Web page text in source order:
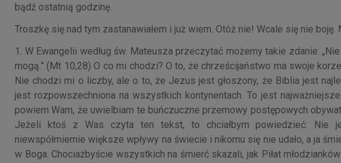
bądź ostatnią godzinę.
Troszkę się nad tym zastanawiałem i już wiem. Otóż nie! Wcale się nie
1. W Ewangelii według św. Mateusza przeczytać możemy takie zdanie:
mogą.” (Mt 10,28) O co mi chodzi? O to, że chrześcijaństwo ma swoje
Nie chodzi mi o liczby, ale o to, że Jezus jest głoszony, że Biblia jest
jest rozpowszechniona na wszystkich kontynentach. To jest
powiem Wam, że uwielbiam te buńczuczne przemowy postępowych
Jeżeli ktoś z Was czyta ten tekst, to chciałbym powiedzieć: Nie
niewspółmiernie większe wpływy na świecie i nikomu się nie udało, a ja
w Boga. Chociażbyście wszystkich na śmierć skazali, jak Piłat